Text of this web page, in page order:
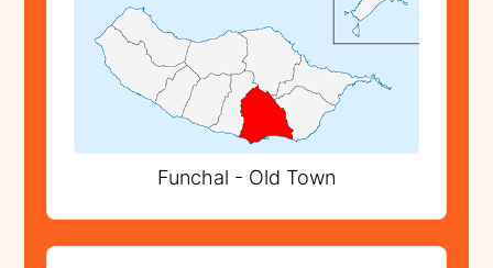
Funchal - Old Town